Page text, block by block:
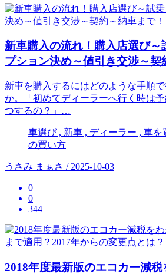
新車購入の流れ！購入店選び～
プション決め～値引き交渉～契
新車を購入するにはどのような手順
か。「初めてディーラーへ行く時は
つするの？」…
車選び , 新車 , ディーラー , 車
の買い方
うさみ まぁさ / 2025-10-03
0
0
344
2018年度最新版のエコカー減